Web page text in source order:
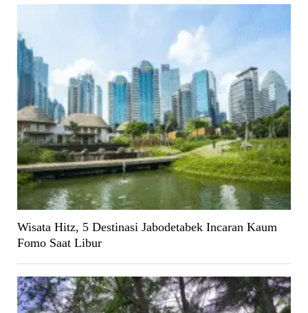
Wisata Hitz, 5 Destinasi Jabodetabek Incaran Kaum
Fomo Saat Libur